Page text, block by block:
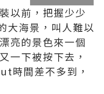
以前，把握少少
大海景，叫人難以
亮的景色來一個
一下被按下去，
時間差不多到，